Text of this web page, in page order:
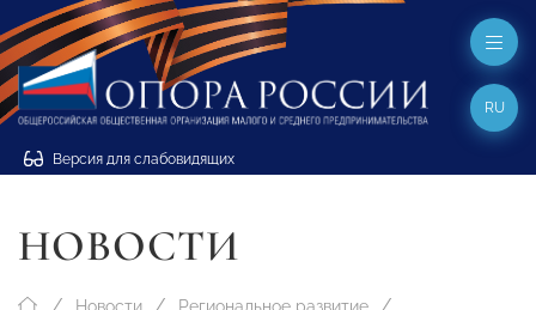
Версия для слабовидящих
RU
НОВОСТИ
Новости Региональное развитие